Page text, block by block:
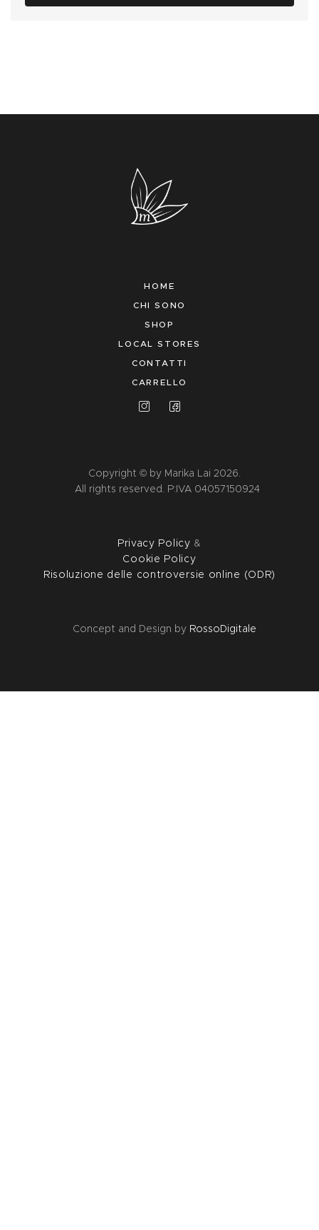
HOME
CHI SONO
SHOP
LOCAL STORES
CONTATTI
CARRELLO
Copyright © by Marika Lai 2026.
All rights reserved. P:IVA 04057150924
Privacy Policy &
Cookie Policy
Risoluzione delle controversie online (ODR)
Concept and Design by RossoDigitale